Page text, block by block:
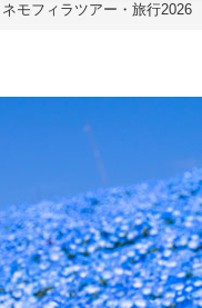
ネモフィラツアー・旅行2026